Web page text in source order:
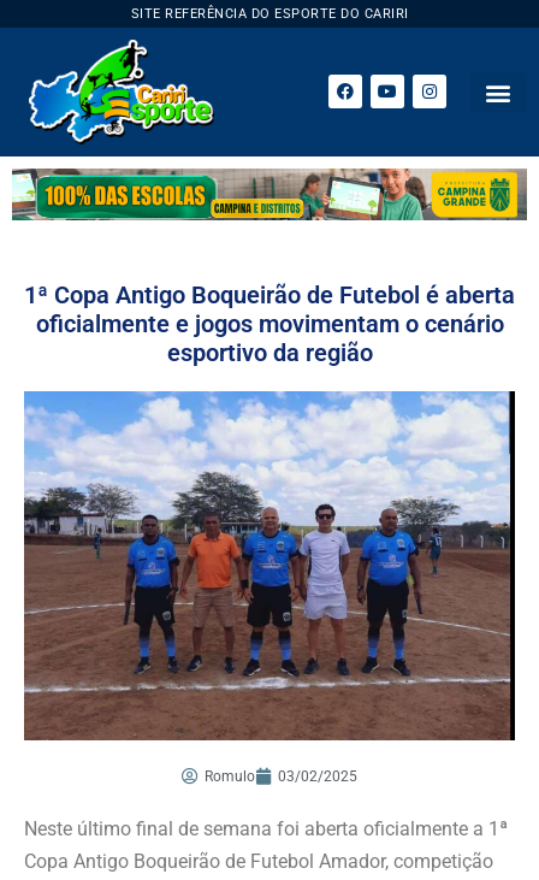
SITE REFERÊNCIA DO ESPORTE DO CARIRI
1ª Copa Antigo Boqueirão de Futebol é aberta
oficialmente e jogos movimentam o cenário
esportivo da região
Romulo 03/02/2025
Neste último final de semana foi aberta oficialmente a 1ª
Copa Antigo Boqueirão de Futebol Amador, competição